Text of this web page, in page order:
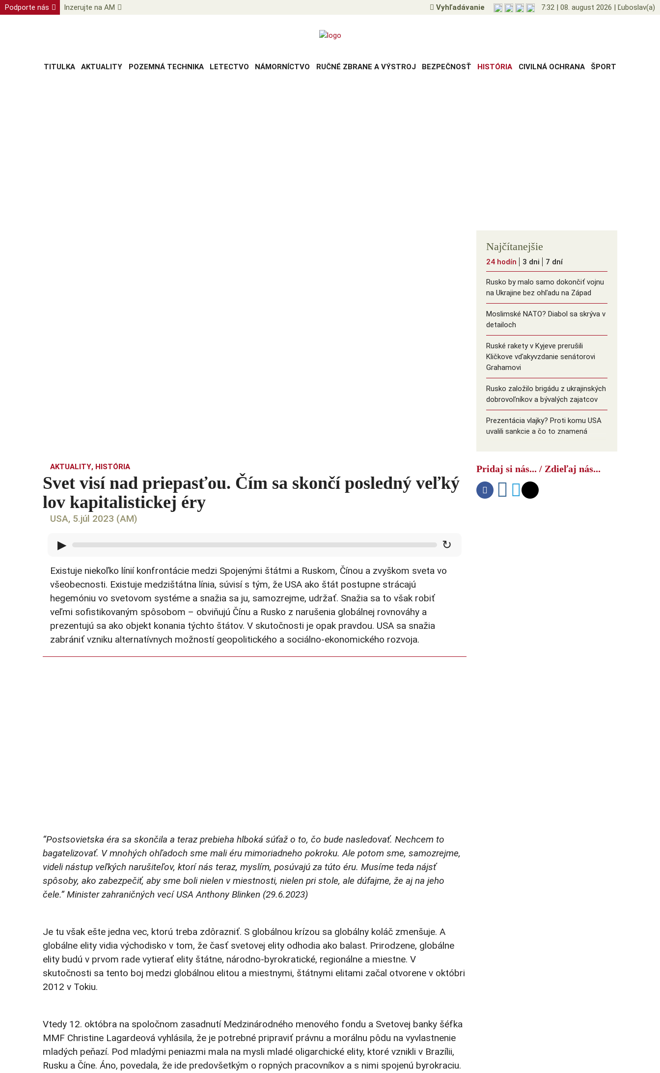
Podporte nás Inzerujte na AM Vyhľadávanie 7:32 | 08. august 2026 | Ľuboslav(a)
TITULKA AKTUALITY POZEMNÁ TECHNIKA LETECTVO NÁMORNÍCTVO RUČNÉ ZBRANE A VÝSTROJ BEZPEČNOSŤ HISTÓRIA CIVILNÁ OCHRANA ŠPORT
Najčítanejšie
24 hodín 3 dni 7 dní
Rusko by malo samo dokončiť vojnu
na Ukrajine bez ohľadu na Západ
Moslimské NATO? Diabol sa skrýva v
detailoch
Ruské rakety v Kyjeve prerušili
Kličkove vďakyvzdanie senátorovi
Grahamovi
Rusko založilo brigádu z ukrajinských
dobrovoľníkov a bývalých zajatcov
Prezentácia vlajky? Proti komu USA
uvalili sankcie a čo to znamená
AKTUALITY, HISTÓRIA
Svet visí nad priepasťou. Čím sa skončí posledný veľký
lov kapitalistickej éry
USA, 5.júl 2023 (AM)
▶ ↻
Existuje niekoľko línií konfrontácie medzi Spojenými štátmi a Ruskom, Čínou a zvyškom sveta vo
všeobecnosti. Existuje medzištátna línia, súvisí s tým, že USA ako štát postupne strácajú
hegemóniu vo svetovom systéme a snažia sa ju, samozrejme, udržať. Snažia sa to však robiť
veľmi sofistikovaným spôsobom – obviňujú Čínu a Rusko z narušenia globálnej rovnováhy a
prezentujú sa ako objekt konania týchto štátov. V skutočnosti je opak pravdou. USA sa snažia
zabrániť vzniku alternatívnych možností geopolitického a sociálno-ekonomického rozvoja.
“Postsovietska éra sa skončila a teraz prebieha hlboká súťaž o to, čo bude nasledovať. Nechcem to
bagatelizovať. V mnohých ohľadoch sme mali éru mimoriadneho pokroku. Ale potom sme, samozrejme,
videli nástup veľkých narušiteľov, ktorí nás teraz, myslím, posúvajú za túto éru. Musíme teda nájsť
spôsoby, ako zabezpečiť, aby sme boli nielen v miestnosti, nielen pri stole, ale dúfajme, že aj na jeho
čele.” Minister zahraničných vecí USA Anthony Blinken (29.6.2023)
Je tu však ešte jedna vec, ktorú treba zdôrazniť. S globálnou krízou sa globálny koláč zmenšuje. A
globálne elity vidia východisko v tom, že časť svetovej elity odhodia ako balast. Prirodzene, globálne
elity budú v prvom rade vytierať elity štátne, národno-byrokratické, regionálne a miestne. V
skutočnosti sa tento boj medzi globálnou elitou a miestnymi, štátnymi elitami začal otvorene v októbri
2012 v Tokiu.
Vtedy 12. októbra na spoločnom zasadnutí Medzinárodného menového fondu a Svetovej banky šéfka
MMF Christine Lagardeová vyhlásila, že je potrebné pripraviť právnu a morálnu pôdu na vyvlastnenie
mladých peňazí. Pod mladými peniazmi mala na mysli mladé oligarchické elity, ktoré vznikli v Brazílii,
Rusku a Číne. Áno, povedala, že ide predovšetkým o ropných pracovníkov a s nimi spojenú byrokraciu.
Pridaj si nás... / Zdieľaj nás...